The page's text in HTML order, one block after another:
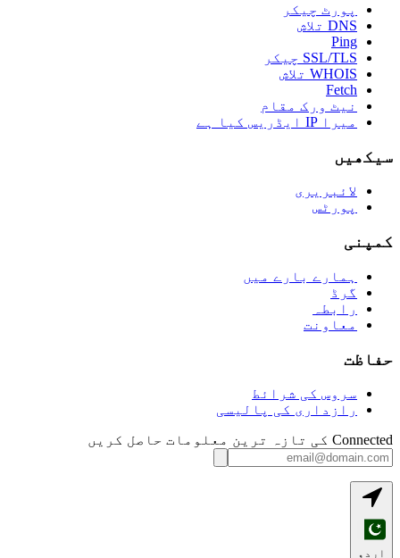
پورٹ چیکر
DNS تلاش
Ping
SSL/TLS چیکر
WHOIS تلاش
Fetch
نیٹ ورک مقام
میرا IP ایڈریس کیا ہے
سیکھیں
لائبریری
پورٹس
کمپنی
ہمارے بارے میں
گرڈ
رابطہ
معاونت
حفاظت
سروس کی شرائط
رازداری کی پالیسی
Connected کی تازہ ترین معلومات حاصل کریں
اردو